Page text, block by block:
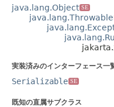
java.lang.Object SE
java.lang.Throwable
実装済みのインターフェース一
Serializable SE
既知の直属サブクラス